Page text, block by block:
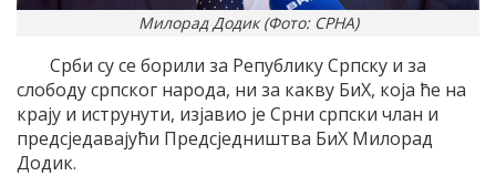
Милорад Додик (Фото: СРНА)
Срби су се борили за Републику Српску и за
слободу српског народа, ни за какву БиХ, која ће на
крају и иструнути, изјавио је Срни српски члан и
предсједавајући Предсједништва БиХ Милорад
Додик.